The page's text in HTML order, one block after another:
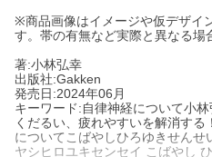
※商品画像はイメージや仮デザイ
す。帯の有無など実際と異なる場
著:小林弘幸
出版社:Gakken
発売日:2024年06月
キーワード:自律神経について小
くだるい、疲れやすいを解消す
についてこばやしひろゆきせん
ヤシヒロユキセンセイ こばやし